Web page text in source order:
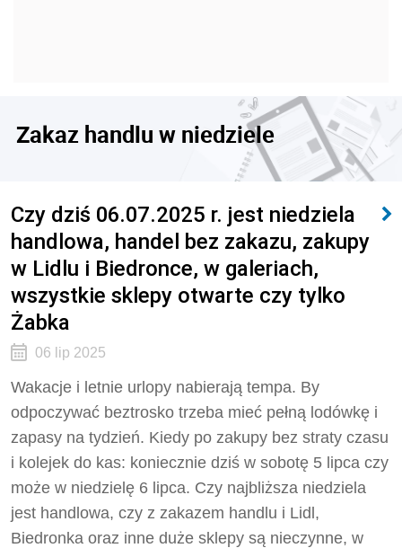
Zakaz handlu w niedziele
Czy dziś 06.07.2025 r. jest niedziela
handlowa, handel bez zakazu, zakupy
w Lidlu i Biedronce, w galeriach,
wszystkie sklepy otwarte czy tylko
Żabka
06 lip 2025
Wakacje i letnie urlopy nabierają tempa. By
odpoczywać beztrosko trzeba mieć pełną lodówkę i
zapasy na tydzień. Kiedy po zakupy bez straty czasu
i kolejek do kas: koniecznie dziś w sobotę 5 lipca czy
może w niedzielę 6 lipca. Czy najbliższa niedziela
jest handlowa, czy z zakazem handlu i Lidl,
Biedronka oraz inne duże sklepy są nieczynne, w